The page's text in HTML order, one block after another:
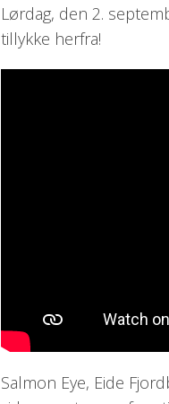
Lørdag, den 2.
tillykke herfra!
Salmon Eye, Eide